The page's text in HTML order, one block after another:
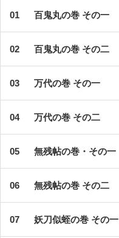
百鬼丸の巻 その一
百鬼丸の巻 その二
万代の巻 その一
万代の巻 その二
無残帖の巻・その一
無残帖の巻 その二
妖刀似蛭の巻 その一